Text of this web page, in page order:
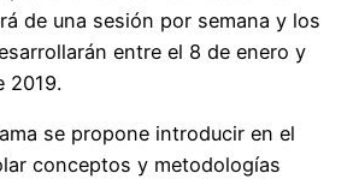
de una sesión por semana y los
entre el 8 de enero y
2019.
se propone introducir en el
conceptos y metodologías